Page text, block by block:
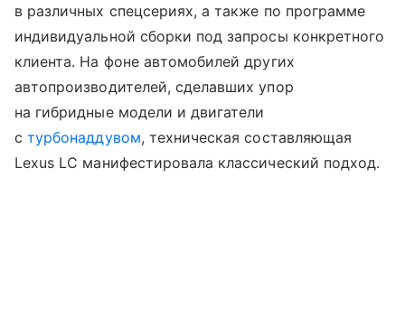
в различных спецсериях, а также по программе
индивидуальной сборки под запросы конкретного
клиента. На фоне автомобилей других
автопроизводителей, сделавших упор
на гибридные модели и двигатели
стурбонаддувом, техническая составляющая
Lexus LC манифестировала классический подход.